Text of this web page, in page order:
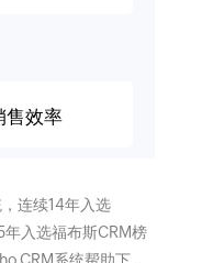
售效率
连续14年入选
入选福布斯CRM榜